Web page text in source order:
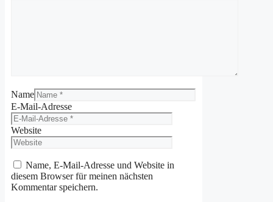
Name
E-Mail-Adresse
Website
Name, E-Mail-Adresse und Website in
diesem Browser für meinen nächsten
Kommentar speichern.